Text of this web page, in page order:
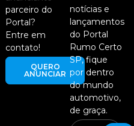
parceiro do
Portal?
Entre em
contato!
QUERO
ANUNCIAR
notícias e
lançamentos
do Portal
Rumo Certo
SP, fique
por dentro
do mundo
automotivo,
de graça.